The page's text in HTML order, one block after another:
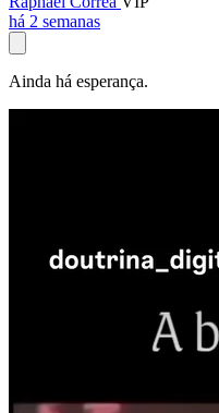
há 2 semanas
Ainda há esperança.